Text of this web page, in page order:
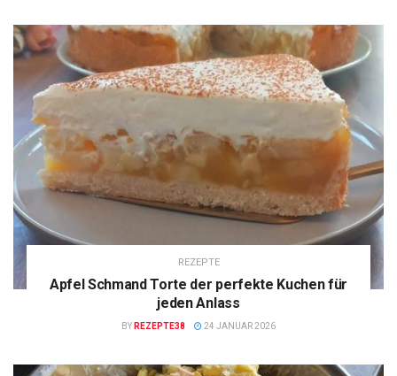
REZEPTE
Apfel Schmand Torte der perfekte Kuchen für
jeden Anlass
BY REZEPTE38 24 JANUAR 2026